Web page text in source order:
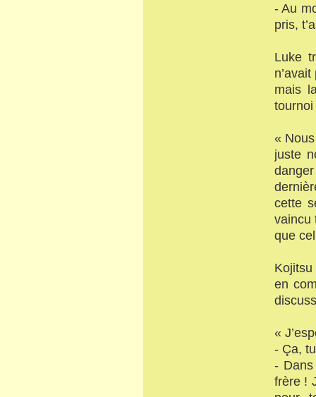
- Au
pris,
Luke
mais
«
juste
cette
vaincu
que
en
«
- Ça,
-
frère !